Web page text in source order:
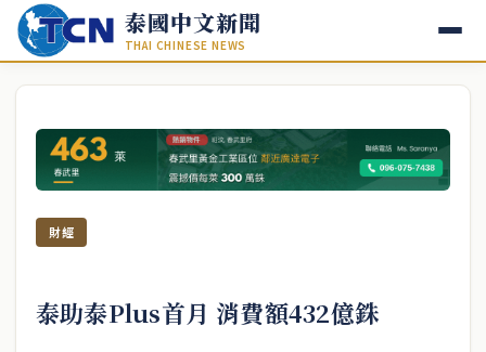
泰國中文新聞
THAI CHINESE NEWS
財經
泰助泰Plus首月 消費額432億銖